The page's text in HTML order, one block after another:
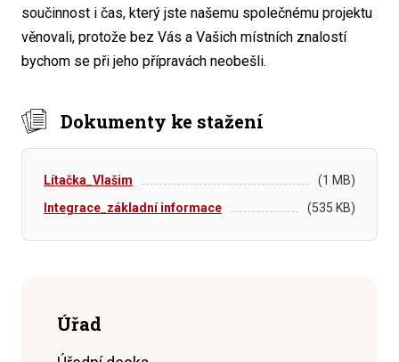
součinnost i čas, který jste našemu společnému projektu
věnovali, protože bez Vás a Vašich místních znalostí
bychom se při jeho přípravách neobešli.
Dokumenty ke stažení
Lítačka_Vlašim
(1 MB)
Integrace_základní informace
(535 KB)
Úřad